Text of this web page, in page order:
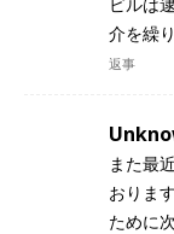
ビルは
介を繰
返事
また最
おりま
ために